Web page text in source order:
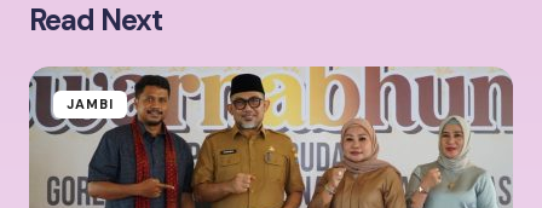
Read Next
JAMBI